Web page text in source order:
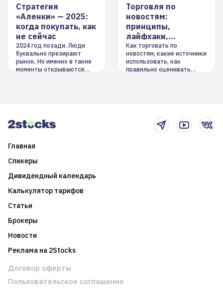
Стратегия
«Аленки» — 2025:
когда покупать, как
не сейчас
2024 год позади. Люди
буквально презирают
рынок. Но именно в такие
моменты открываются
Торговля по
новостям:
принципы,
лайфхаки,
инструменты
Как торговать по
новостям, какие источники
использовать, как
правильно оценивать
Главная
Спикеры
Дивидендный календарь
Калькулятор тарифов
Статьи
Брокеры
Новости
Реклама на 2Stocks
Договор оферты
Пользовательское соглашение